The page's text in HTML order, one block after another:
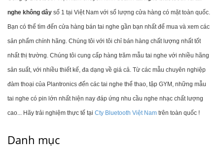
nghe không dây số 1 tại Việt Nam với số lượng cửa hàng có mặt toàn quốc.
Bạn có thể tìm đến cửa hàng bán tai nghe gần bạn nhất để mua và xem các
sản phẩm chính hãng. Chúng tôi với tôi chỉ bán hàng chất lượng nhất tốt
nhất thị trường. Chúng tôi cung cấp hàng trăm mẫu tai nghe với nhiều hãng
sản suất, với nhiều thiết kế, đa dạng về giá cả. Từ các mẫu chuyên nghiệp
đàm thoại của Plantronics đến các tai nghe thể thao, tập GYM, những mẫu
tai nghe có pin lớn nhất hiện nay đáp ứng nhu cầu nghe nhạc chất lượng
cao... Hãy trải nghiệm thực tế tại Cty Bluetooth Việt Nam trên toàn quốc !
Danh mục